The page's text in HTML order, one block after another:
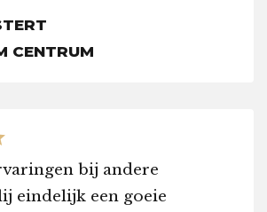
CENTRUM
bij andere
eindelijk een goeie